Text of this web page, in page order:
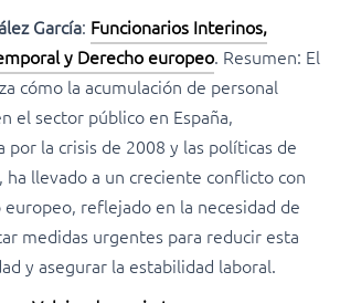
García: Funcionarios Interinos,
y Derecho europeo. Resumen: El
cómo la acumulación de personal
el sector público en España,
por la crisis de 2008 y las políticas de
ha llevado a un creciente conflicto con
europeo, reflejado en la necesidad de
medidas urgentes para reducir esta
y asegurar la estabilidad laboral.